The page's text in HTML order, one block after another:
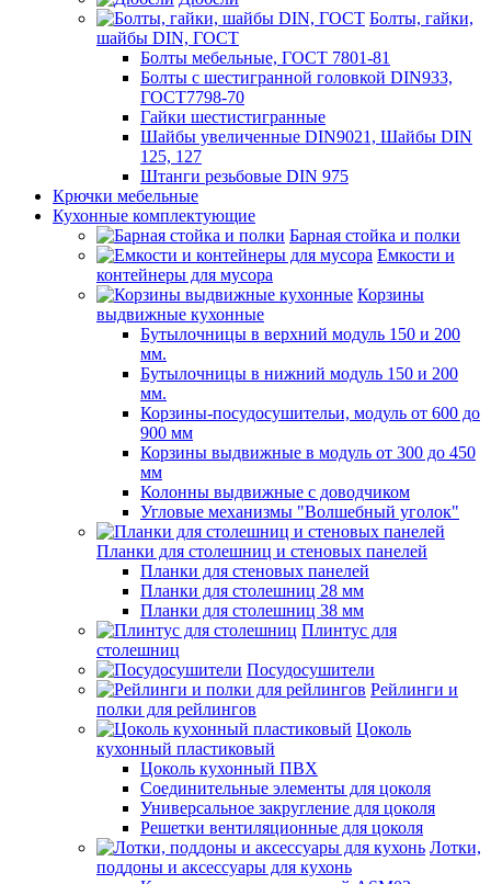
Болты, гайки,
шайбы DIN, ГОСТ
Болты мебельные, ГОСТ 7801-81
Болты с шестигранной головкой DIN933,
ГОСТ7798-70
Гайки шестистигранные
Шайбы увеличенные DIN9021, Шайбы DIN
125, 127
Штанги резьбовые DIN 975
Крючки мебельные
Кухонные комплектующие
Барная стойка и полки
Емкости и
контейнеры для мусора
Корзины
выдвижные кухонные
Бутылочницы в верхний модуль 150 и 200
мм.
Бутылочницы в нижний модуль 150 и 200
мм.
Корзины-посудосушительи, модуль от 600 до
900 мм
Корзины выдвижные в модуль от 300 до 450
мм
Колонны выдвижные с доводчиком
Угловые механизмы "Волшебный уголок"
Планки для столешниц и стеновых панелей
Планки для стеновых панелей
Планки для столешниц 28 мм
Планки для столешниц 38 мм
Плинтус для
столешниц
Посудосушители
Рейлинги и
полки для рейлингов
Цоколь
кухонный пластиковый
Цоколь кухонный ПВХ
Соединительные элементы для цоколя
Универсальное закругление для цоколя
Решетки вентиляционные для цоколя
Лотки,
поддоны и аксессуары для кухонь